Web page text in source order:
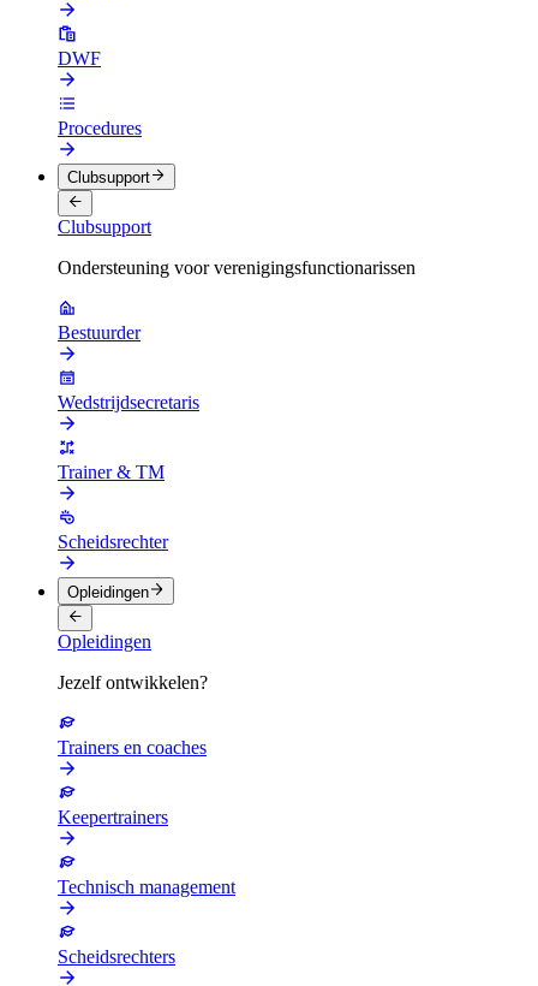
DWF
Procedures
Clubsupport
Clubsupport
Ondersteuning voor verenigingsfunctionarissen
Bestuurder
Wedstrijdsecretaris
Trainer & TM
Scheidsrechter
Opleidingen
Opleidingen
Jezelf ontwikkelen?
Trainers en coaches
Keepertrainers
Technisch management
Scheidsrechters